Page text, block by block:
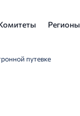
Регионы
путевке